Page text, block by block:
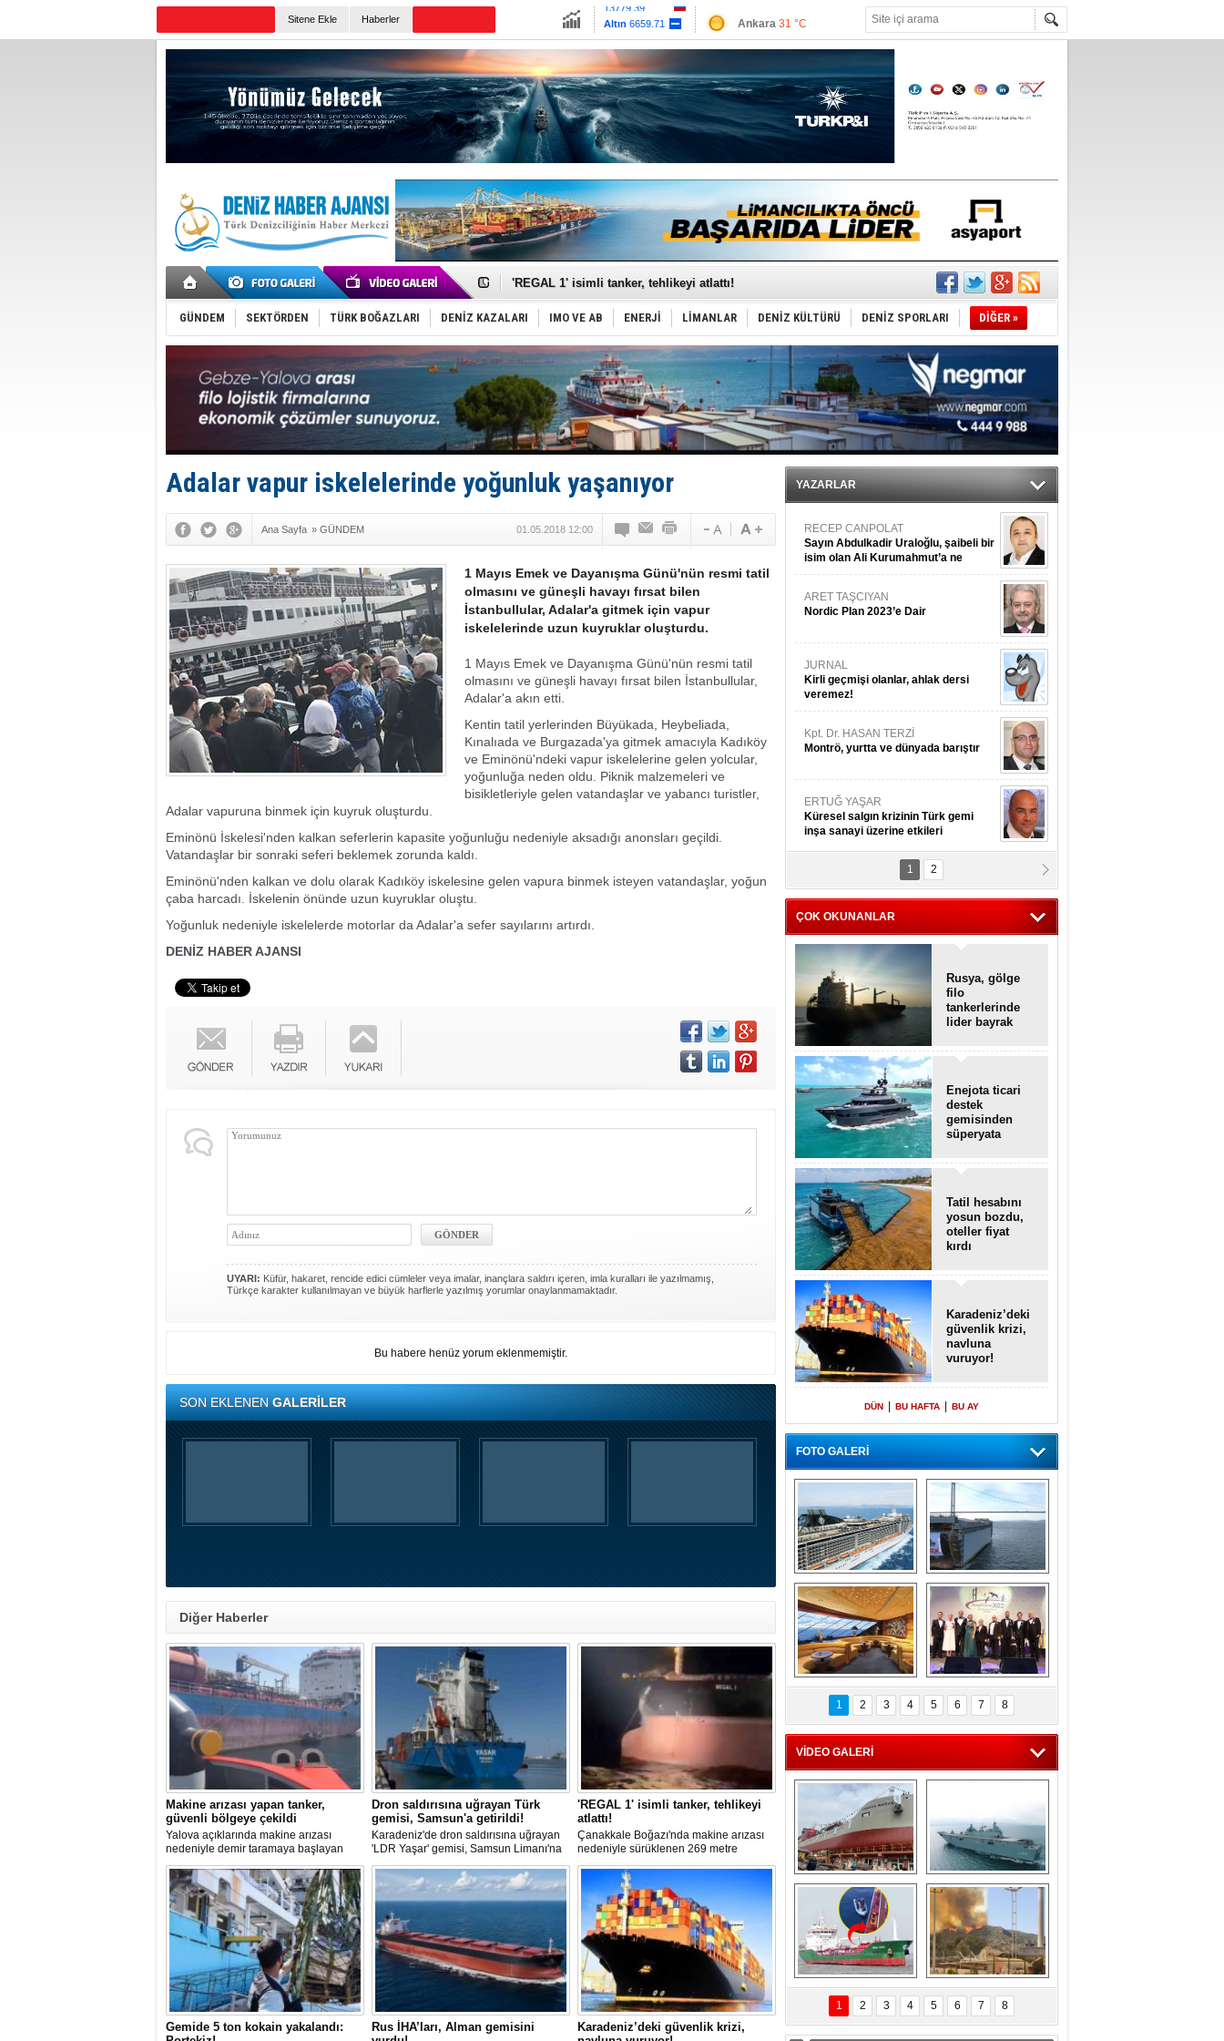
Sitene Ekle Haberler
Altın
6659.71
Euro55.1258
Ankara 31 °C
Antalya32 °C
Muğla 35 °C
Çanakkale 31 °C
Makine arızası yapan tanker, güvenli bölgeye çekildi
'REGAL 1' isimli tanker, tehlikeyi atlattı!
Gemide 5 ton kokain yakalandı: Portekiz!
Yakıt barcı filosuna 2 yeni gemi katıldı
Rus İHA’ları, Alman gemisini vurdu!
Karadeniz’deki güvenlik krizi, navluna vuruyor!
Tatil hesabını yosun bozdu, oteller fiyat kırdı
Rusya, gölge filo tankerlerinde lider bayrak konumunda
Enejota ticari destek gemisinden süperyata dönüştürüldü
Denizcilik sektörü, Alsancak Limanı’ndan memnun
Türkiye’den Karadeniz'deki gemicilik faaliyetlerine kısıtlama!
‘14. Olympos Regatta’ başlıyor
Taksi Botlar, 50 yıldır Marmaris’in mavi sularında
TÜRKLİM Başkanı Hamdi Erçelik’ten ‘Çözüm Anahtarı’
GÜNDEM SEKTÖRDEN TÜRK BOĞAZLARI DENİZ KAZALARI IMO VE AB ENERJİ LİMANLAR DENİZ KÜLTÜRÜ DENİZ SPORLARI DİĞER »
Adalar vapur iskelelerinde yoğunluk yaşanıyor
Ana Sayfa » GÜNDEM 01.05.2018 12:00
1 Mayıs Emek ve Dayanışma Günü'nün resmi tatil
olmasını ve güneşli havayı fırsat bilen
İstanbullular, Adalar'a gitmek için vapur
iskelelerinde uzun kuyruklar oluşturdu.
1 Mayıs Emek ve Dayanışma Günü'nün resmi tatil
olmasını ve güneşli havayı fırsat bilen İstanbullular,
Adalar'a akın etti.
Kentin tatil yerlerinden Büyükada, Heybeliada,
Kınalıada ve Burgazada'ya gitmek amacıyla Kadıköy
ve Eminönü'ndeki vapur iskelelerine gelen yolcular,
yoğunluğa neden oldu. Piknik malzemeleri ve
bisikletleriyle gelen vatandaşlar ve yabancı turistler,
Adalar vapuruna binmek için kuyruk oluşturdu.
Eminönü İskelesi'nden kalkan seferlerin kapasite yoğunluğu nedeniyle aksadığı anonsları geçildi.
Vatandaşlar bir sonraki seferi beklemek zorunda kaldı.
Eminönü'nden kalkan ve dolu olarak Kadıköy iskelesine gelen vapura binmek isteyen vatandaşlar, yoğun
çaba harcadı. İskelenin önünde uzun kuyruklar oluştu.
Yoğunluk nedeniyle iskelelerde motorlar da Adalar'a sefer sayılarını artırdı.
DENİZ HABER AJANSI
UYARI: Küfür, hakaret, rencide edici cümleler veya imalar, inançlara saldırı içeren, imla kuralları ile yazılmamış,
Türkçe karakter kullanılmayan ve büyük harflerle yazılmış yorumlar onaylanmamaktadır.
Bu habere henüz yorum eklenmemiştir.
SON EKLENENGALERİLER
Diğer Haberler
Makine arızası yapan tanker,
güvenli bölgeye çekildi
Yalova açıklarında makine arızası
nedeniyle demir taramaya başlayan
tanker, römorkör eşliğinde güvenli
şekilde demirleme sahasına alındı.
Dron saldırısına uğrayan Türk
gemisi, Samsun'a getirildi!
Karadeniz'de dron saldırısına uğrayan
'LDR Yaşar' gemisi, Samsun Limanı'na
güvenli bir şekilde ulaştı. Saldırıda can
kaybı yaşanmadı, ancak büyük çapta
maddi hasar oluştu.
'REGAL 1' isimli tanker, tehlikeyi
atlattı!
Çanakkale Boğazı'nda makine arızası
nedeniyle sürüklenen 269 metre
uzunluğundaki 'REGAL 1' isimli tanker,
römorkörler yardımıyla Şevketiye Demir
Sahası'na çekilerek kurtarıldı.
Gemide 5 ton kokain yakalandı:
Rus İHA’ları, Alman gemisini
Karadeniz’deki güvenlik krizi,
YAZARLAR
RECEP CANPOLAT
Sayın Abdulkadir Uraloğlu, şaibeli bir
isim olan Ali Kurumahmut’a ne
danışıyorsunuz?
ARET TAŞCIYAN
Nordic Plan 2023’e Dair
JURNAL
Kirli geçmişi olanlar, ahlak dersi
veremez!
Kpt. Dr. HASAN TERZİ
Montrö, yurtta ve dünyada barıştır
ERTUĞ YAŞAR
Küresel salgın krizinin Türk gemi
inşa sanayi üzerine etkileri
Kpt. MESUT AZMİ GÖKSOY
ithafen...
1 2
ÇOK OKUNANLAR
Rusya, gölge
filo
tankerlerinde
lider bayrak
Enejota ticari
destek
gemisinden
süperyata
Tatil hesabını
yosun bozdu,
oteller fiyat
kırdı
Karadeniz’deki
güvenlik krizi,
navluna
vuruyor!
DÜN BU HAFTA BU AY
FOTO GALERİ
“Gemi içinde gemi”
konsepti ile MSC
Splendida
Dünyada tek!
Denizaltı yüzer
havuzu intikal
seyrine başladı
MSC'den 55 milyon
euroluk turizm geliri
müjdesi
5. Bosphorus Ship
Brokers Dinner,
İstanbul’da yapıldı
1 2 3 4 5 6 7 8
VİDEO GALERİ
Çeksan Tersanesi,
Başaran Bayrak
tankerini suya
indirdi
TCG Anadolu,
tersane teknik
seyrini tamamladı
Göçmenlerin
imdadına Türk
sahipli MINA DENIZ
yetişti
Milas’taki yangın
yeniden termik
santrallere doğru
ilerliyor
1 2 3 4 5 6 7 8